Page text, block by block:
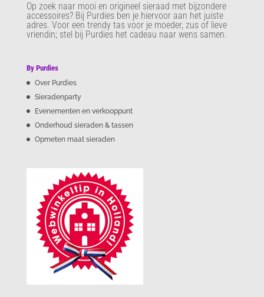
Op zoek naar mooi en origineel sieraad met bijzondere
accessoires? Bij Purdies ben je hiervoor aan het juiste
adres. Voor een trendy tas voor je moeder, zus of lieve
vriendin; stel bij Purdies het cadeau naar wens samen.
By Purdies
Over Purdies
Sieradenparty
Evenementen en verkooppunt
Onderhoud sieraden & tassen
Opmeten maat sieraden